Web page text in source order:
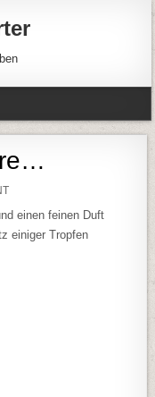
ON BLONDE HAARE…
einen feinen Duft
einiger Tropfen